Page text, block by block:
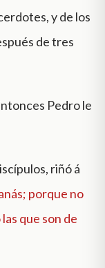
y de los
de tres
Pedro le
riñó á
porque no
que son de